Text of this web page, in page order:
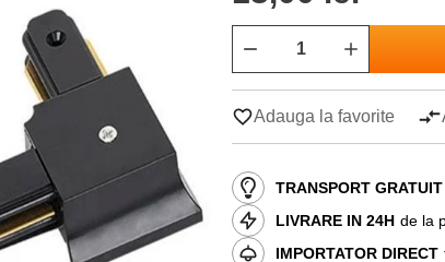
Adauga la favorite
TRANSPORT GRATUIT
LIVRARE IN 24H de la
IMPORTATOR DIRECT